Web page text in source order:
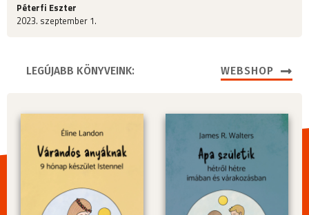
Péterfi Eszter
2023. szeptember 1.
LEGÚJABB KÖNYVEINK: WEBSHOP